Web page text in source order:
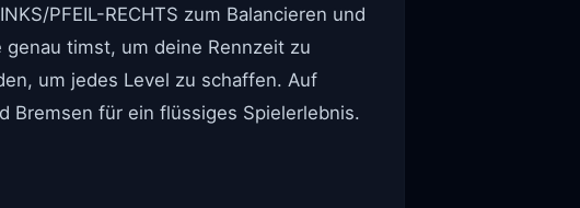
PFEIL-RECHTS zum Balancieren und
timst, um deine Rennzeit zu
um jedes Level zu schaffen. Auf
Bremsen für ein flüssiges Spielerlebnis.